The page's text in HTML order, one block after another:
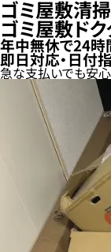
ゴミ屋敷清
ゴミ屋敷ド
年中無休で24時
即日対応・日付
急な支払いでも安